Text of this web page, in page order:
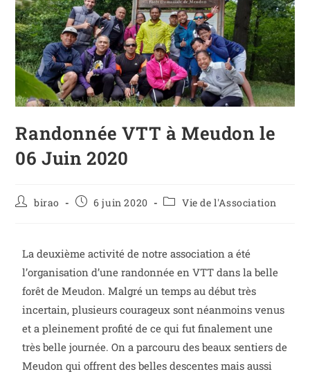
Randonnée VTT à Meudon le
06 Juin 2020
birao 6 juin 2020 Vie de l'Association
La deuxième activité de notre association a été
l’organisation d’une randonnée en VTT dans la belle
forêt de Meudon. Malgré un temps au début très
incertain, plusieurs courageux sont néanmoins venus
et a pleinement profité de ce qui fut finalement une
très belle journée. On a parcouru des beaux sentiers de
Meudon qui offrent des belles descentes mais aussi